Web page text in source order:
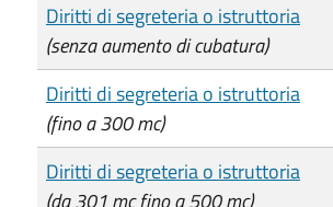
Diritti di segreteria o istruttoria
(senza aumento di cubatura)
Diritti di segreteria o istruttoria
(fino a 300 mc)
Diritti di segreteria o istruttoria
(da 301 mc fino a 500 mc)